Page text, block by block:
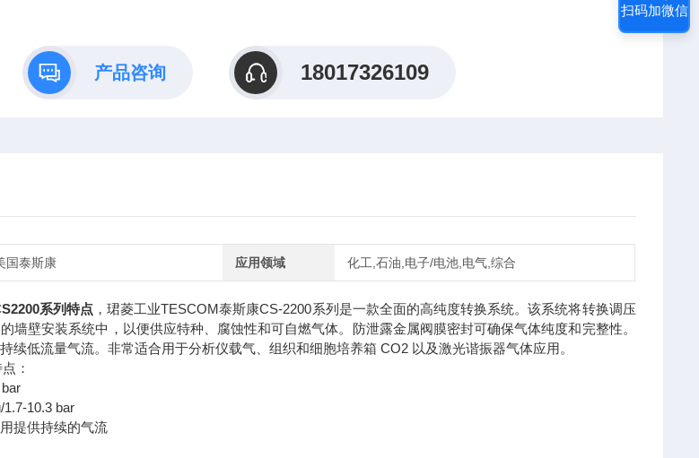
产品咨询 18017326109
国泰斯康 应用领域 化工,石油,电子/电池,电气,综合
系列特点 ，珺菱工业TESCOM泰斯康CS-2200系列是一款全面的高纯度转换系统。该系统将转换调压
墙壁安装系统中，以便供应特种、腐蚀性和可自燃气体。防泄露金属阀膜密封可确保气体纯度和完整性。
续低流量气流。非常适合用于分析仪载气、组织和细胞培养箱 CO2 以及激光谐振器气体应用。
：
10.3 bar
提供持续的气流
扫码加微信